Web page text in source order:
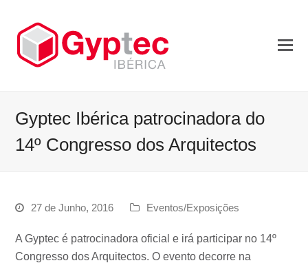
Gyptec Ibérica patrocinadora do
14º Congresso dos Arquitectos
27 de Junho, 2016 Eventos/Exposições
A Gyptec é patrocinadora oficial e irá participar no 14º
Congresso dos Arquitectos. O evento decorre na